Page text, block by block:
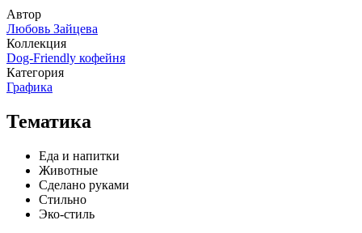
Автор
Любовь Зайцева
Коллекция
Dog-Friendly кофейня
Категория
Графика
Тематика
Еда и напитки
Животные
Сделано руками
Стильно
Эко-стиль